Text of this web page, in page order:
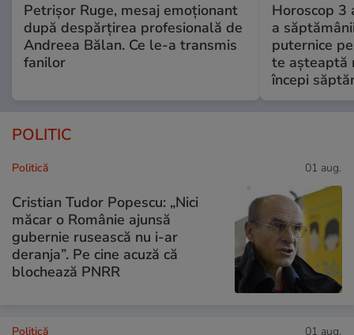
Petrișor Ruge, mesaj emoționant
după despărțirea profesională de
Andreea Bălan. Ce le-a transmis
fanilor
Horoscop 3
a
puternice
te așteaptă
începi
POLITIC
Politică 01 aug.
Cristian Tudor Popescu: „Nici
măcar o Românie ajunsă
gubernie rusească nu i-ar
deranja”. Pe cine acuză că
blochează PNRR
Politică 01 aug.